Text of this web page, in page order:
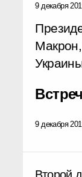
9 декабря
9 декабря